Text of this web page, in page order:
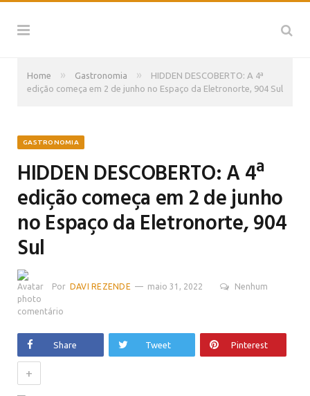
Home » Gastronomia »
HIDDEN DESCOBERTO: A 4ª
edição começa em 2 de junho no Espaço da Eletronorte, 904 Sul
GASTRONOMIA
HIDDEN DESCOBERTO: A 4ª
edição começa em 2 de junho
no Espaço da Eletronorte, 904
Sul
Por DAVI REZENDE maio 31, 2022 Nenhum
comentário
Share Tweet Pinterest
+